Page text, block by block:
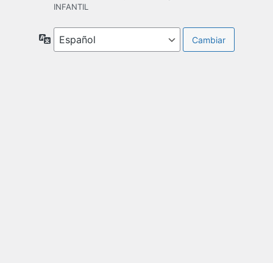
INFANTIL
Idioma